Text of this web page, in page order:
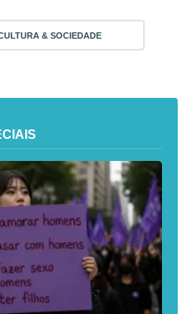
& SOCIEDADE